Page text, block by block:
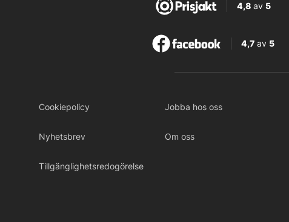
4,8 av5
4,7av 5
Cookiepolicy Jobba hos oss
Nyhetsbrev Om oss
Tillgänglighetsredogörelse